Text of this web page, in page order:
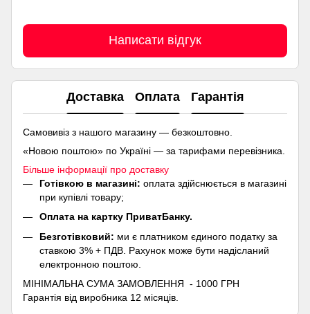
Написати відгук
Доставка Оплата Гарантія
Самовивіз з нашого магазину — безкоштовно.
«Новою поштою» по Україні — за тарифами перевізника.
Більше інформації про доставку
Готівкою в магазині: оплата здійснюється в магазині
при купівлі товару;
Оплата на картку ПриватБанку.
Безготівковий: ми є платником єдиного податку за
ставкою 3% + ПДВ. Рахунок може бути надісланий
електронною поштою.
МІНІМАЛЬНА СУМА ЗАМОВЛЕННЯ - 1000 ГРН
Гарантія від виробника 12 місяців.